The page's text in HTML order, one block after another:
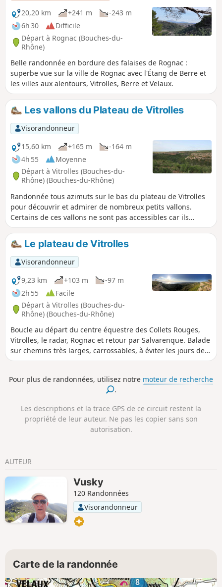
20,20 km
+241 m
-243 m
6h 30
Difficile
Départ à Rognac (Bouches-du-
Rhône)
Belle randonnée en bordure des falaises de Rognac :
superbe vue sur la ville de Rognac avec l'Étang de Berre et
les villes aux alentours, Vitrolles, Berre et Velaux.
Les vallons du Plateau de Vitrolles
Visorandonneur
15,60 km
+165 m
-164 m
4h 55
Moyenne
Départ à Vitrolles (Bouches-du-
Rhône) (Bouches-du-Rhône)
Randonnée tous azimuts sur le bas du plateau de Vitrolles
pour découvrir et admirer de nombreux petits vallons.
Certains de ces vallons ne sont pas accessibles car ils
appartiennent à des propriétés privées ou bien ils sont
envahis par une végétation dense et piquante mais le
paysage est grandiose du haut des petites falaises qui les
entourent. La trace gpx peut s'avérer très utile.
Le plateau de Vitrolles
Visorandonneur
9,23 km
+103 m
-97 m
2h 55
Facile
Départ à Vitrolles (Bouches-du-
Rhône) (Bouches-du-Rhône)
Boucle au départ du centre équestre des Collets Rouges,
Vitrolles, le radar, Rognac et retour par Salvarenque. Balade
sur chemins très larges, carrossables, à éviter les jours de
vent (mistral). Vues sur l'Étang de Berre et l'aéroport de
Pour plus de randonnées, utilisez notre moteur de recherche
.
Les descriptions et la trace GPS de ce circuit restent la
propriété de leur auteur. Ne pas les copier sans son
autorisation.
AUTEUR
Vusky
120 Randonnées
Visorandonneur
Carte de la randonnée
8